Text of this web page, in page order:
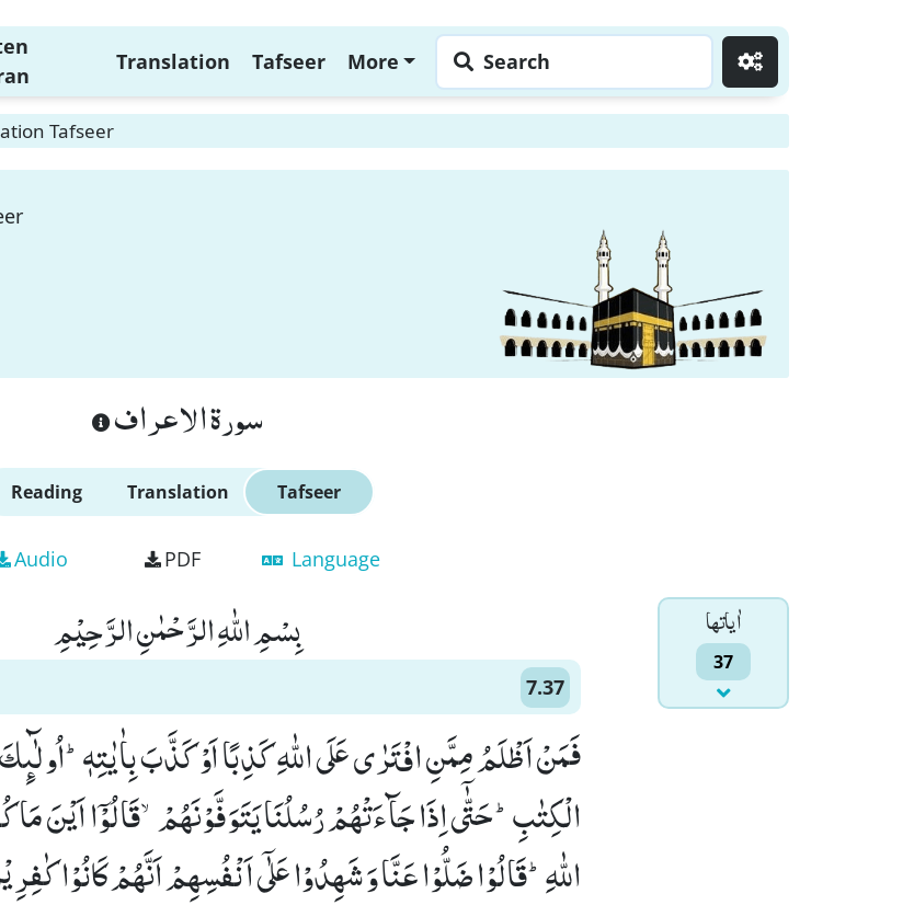
Translation Tafseer More Search
Tafseer
سورة الاعراف
Reading Translation Tafseer
Audio PDF Language
اٰياتها
37
بِسْمِ اللّٰهِ الرَّحْمٰنِ الرَّحِیْمِ
7.37
فَمَنْ اَظْلَمُ مِمَّنِ افْتَرٰى عَلَى اللّٰهِ كَذِبًا اَوْ كَذَّبَ بِاٰیٰتِهٖؕ-
الْكِتٰبِؕ-حَتّٰۤى اِذَا جَآءَتْهُمْ رُسُلُنَا یَتَوَفَّوْنَهُمْۙ-قَالُوْۤا اَیْنَ
اللّٰهِؕ-قَالُوْا ضَلُّوْا عَنَّا وَ شَهِدُوْا عَلٰۤى اَنْفُسِهِمْ اَنَّهُمْ كَانُوْا